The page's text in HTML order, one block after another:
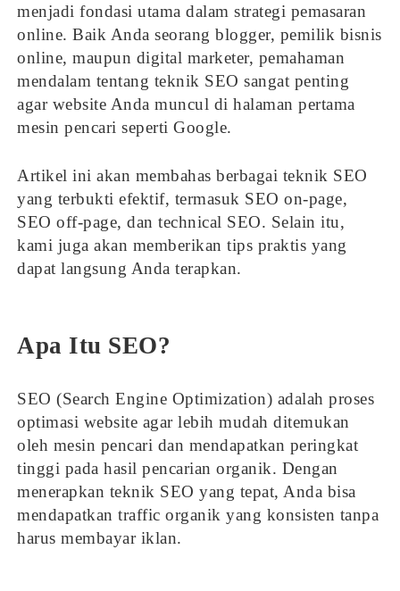
menjadi fondasi utama dalam strategi pemasaran
online. Baik Anda seorang blogger, pemilik bisnis
online, maupun digital marketer, pemahaman
mendalam tentang teknik SEO sangat penting
agar website Anda muncul di halaman pertama
mesin pencari seperti Google.
Artikel ini akan membahas berbagai teknik SEO
yang terbukti efektif, termasuk SEO on-page,
SEO off-page, dan technical SEO. Selain itu,
kami juga akan memberikan tips praktis yang
dapat langsung Anda terapkan.
Apa Itu SEO?
SEO (Search Engine Optimization) adalah proses
optimasi website agar lebih mudah ditemukan
oleh mesin pencari dan mendapatkan peringkat
tinggi pada hasil pencarian organik. Dengan
menerapkan teknik SEO yang tepat, Anda bisa
mendapatkan traffic organik yang konsisten tanpa
harus membayar iklan.